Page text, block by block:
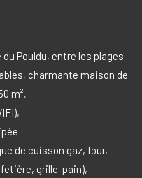
Pouldu, entre les plages
charmante maison de
m²,
de cuisson gaz, four,
grille-pain),